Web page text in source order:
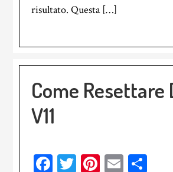
risultato. Questa […]
Come Resettare
V11
Facebook
Twitter
Pinterest
Email